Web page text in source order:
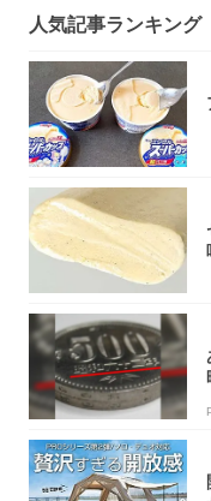
人気記事ランキング